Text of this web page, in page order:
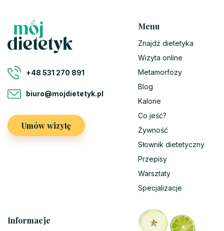
+48 531 270 891
biuro@mojdietetyk.pl
Umów wizytę
Menu
Znajdź dietetyka
Wizyta online
Metamorfozy
Blog
Kalorie
Co jeść?
Żywność
Słownik dietetyczny
Przepisy
Warsztaty
Specjalizacje
Informacje